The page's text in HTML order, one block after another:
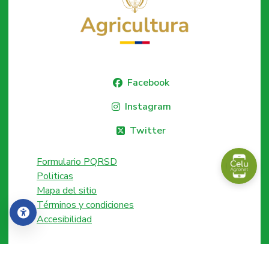
Accesibilidad
Facebook
Instagram
Twitter
Formulario PQRSD
Politicas
Mapa del sitio
Términos y condiciones
Accesibilidad